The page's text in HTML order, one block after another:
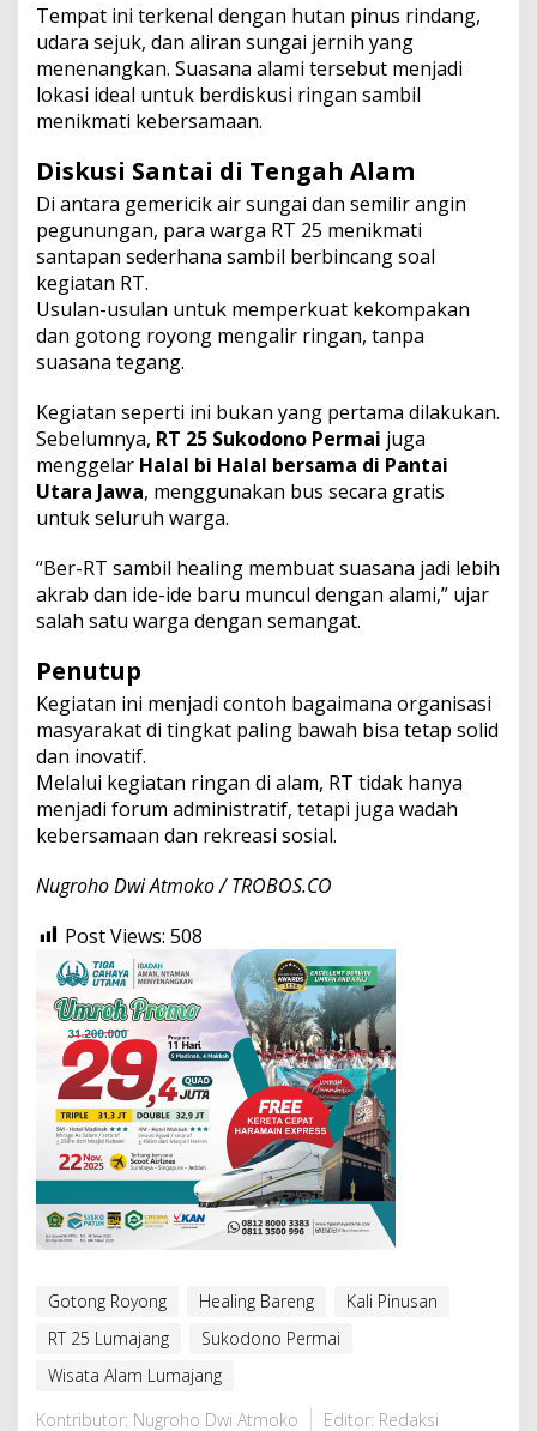
Tempat ini terkenal dengan hutan pinus rindang,
udara sejuk, dan aliran sungai jernih yang
menenangkan. Suasana alami tersebut menjadi
lokasi ideal untuk berdiskusi ringan sambil
menikmati kebersamaan.
Diskusi Santai di Tengah Alam
Di antara gemericik air sungai dan semilir angin
pegunungan, para warga RT 25 menikmati
santapan sederhana sambil berbincang soal
kegiatan RT.
Usulan-usulan untuk memperkuat kekompakan
dan gotong royong mengalir ringan, tanpa
suasana tegang.
Kegiatan seperti ini bukan yang pertama dilakukan.
Sebelumnya, RT 25 Sukodono Permai juga
menggelar Halal bi Halal bersama di Pantai
Utara Jawa, menggunakan bus secara gratis
untuk seluruh warga.
“Ber-RT sambil healing membuat suasana jadi lebih
akrab dan ide-ide baru muncul dengan alami,” ujar
salah satu warga dengan semangat.
Penutup
Kegiatan ini menjadi contoh bagaimana organisasi
masyarakat di tingkat paling bawah bisa tetap solid
dan inovatif.
Melalui kegiatan ringan di alam, RT tidak hanya
menjadi forum administratif, tetapi juga wadah
kebersamaan dan rekreasi sosial.
Nugroho Dwi Atmoko / TROBOS.CO
Post Views: 508
Gotong Royong Healing Bareng
Kali Pinusan
RT 25 Lumajang
Sukodono Permai
Wisata Alam Lumajang
Kontributor: Nugroho Dwi Atmoko
Editor: Redaksi